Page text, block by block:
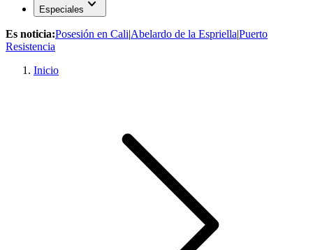
Especiales expand_more
Es noticia:Posesión en Cali|Abelardo de la Espriella|Puerto
Resistencia
Inicio